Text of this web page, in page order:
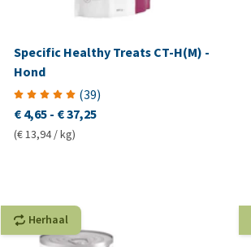
Specific Healthy Treats CT-H(M) -
Hond
(39)
€ 4,65 - € 37,25
(€ 13,94 / kg)
Herhaal